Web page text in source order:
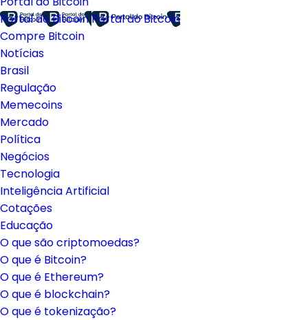
Portal do BitcoinPortal do Bitcoin
Compre Bitcoin
Notícias
Brasil
Regulação
Memecoins
Mercado
Política
Negócios
Tecnologia
Inteligência Artificial
Cotações
Educação
O que são criptomoedas?
O que é Bitcoin?
O que é Ethereum?
O que é blockchain?
O que é tokenização?